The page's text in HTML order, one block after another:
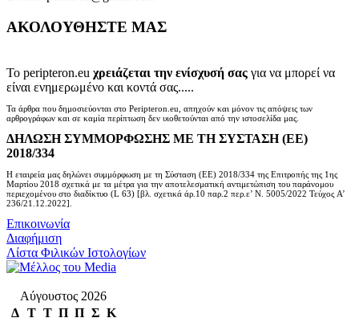
ΑΚΟΛΟΥΘΗΣΤΕ ΜΑΣ
Το peripteron.eu χρειάζεται την ενίσχυσή σας για να μπορεί να
είναι ενημερωμένο και κοντά σας.....
Τα άρθρα που δημοσιεύονται στο Peripteron.eu, απηχούν και μόνον τις απόψεις των
αρθρογράφων και σε καμία περίπτωση δεν υιοθετούνται από την ιστοσελίδα μας.
ΔΗΛΩΣΗ ΣΥΜΜΟΡΦΩΣΗΣ ΜΕ ΤΗ ΣΥΣΤΑΣΗ (ΕΕ)
2018/334
Η εταιρεία μας δηλώνει συμμόρφωση με τη Σύσταση (ΕΕ) 2018/334 της Επιτροπής της 1ης
Μαρτίου 2018 σχετικά με τα μέτρα για την αποτελεσματική αντιμετώπιση του παράνομου
περιεχομένου στο διαδίκτυο (L 63) [βλ. σχετικά άρ.10 παρ.2 περ.ε’ Ν. 5005/2022 Τεύχος A’
236/21.12.2022].
Επικοινωνία
Διαφήμιση
Λίστα Φιλικών Ιστολογίων
Αύγουστος 2026
Δ Τ Τ Π Π Σ Κ